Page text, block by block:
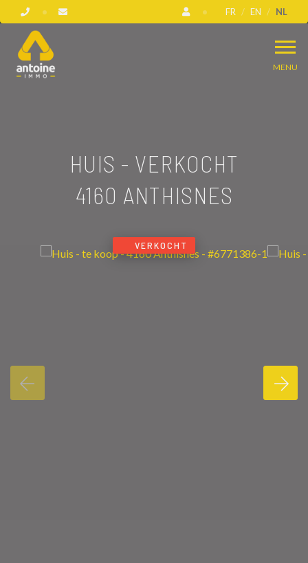
FR EN NL
MENU
HUIS - VERKOCHT
4160 ANTHISNES
VERKOCHT